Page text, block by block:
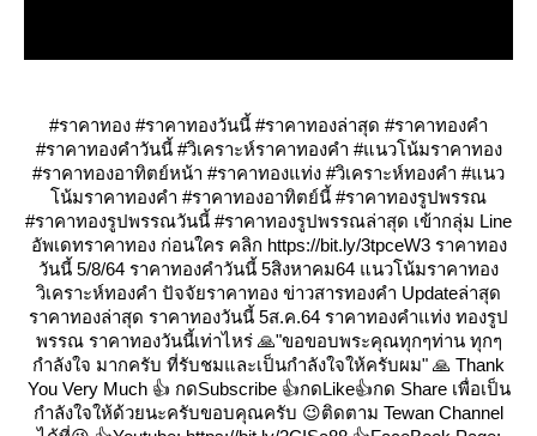
#ราคาทอง #ราคาทองวันนี้ #ราคาทองล่าสุด #ราคาทองคำ
#ราคาทองคำวันนี้ #วิเคราะห์ราคาทองคำ #แนวโน้มราคาทอง
#ราคาทองอาทิตย์หน้า #ราคาทองแท่ง #วิเคราะห์ทองคำ #แนว
น้มราคาทองคำ #ราคาทองอาทิตย์นี้ #ราคาทองรูปพรรณ
#ราคาทองรูปพรรณวันนี้ #ราคาทองรูปพรรณล่าสุด เข้ากลุ่ม Line
อัพเดทราคาทอง ก่อนใคร คลิก https://bit.ly/3tpceW3 ราคาทอง
วันนี้ 5/8/64 ราคาทองคำวันนี้ 5สิงหาคม64 แนวโน้มราคาทอง
วิเคราะห์ทองคำ ปัจจัยราคาทอง ข่าวสารทองคำ Updateล่าสุด
ราคาทองล่าสุด ราคาทองวันนี้ 5ส.ค.64 ราคาทองคำแท่ง ทองรูป
พรรณ ราคาทองวันนี้เท่าไหร่ 🙏"ขอขอบพระคุณทุกๆท่าน ทุกๆ
กำลังใจ มากครับ ที่รับชมและเป็นกำลังใจให้ครับผม" 🙏 Thank
You Very Much 👍 กดSubscribe 👍กดLike👍กด Share เพื่อเป็น
กำลังใจให้ด้วยนะครับขอบคุณครับ 😉ติดตาม Tewan Channel